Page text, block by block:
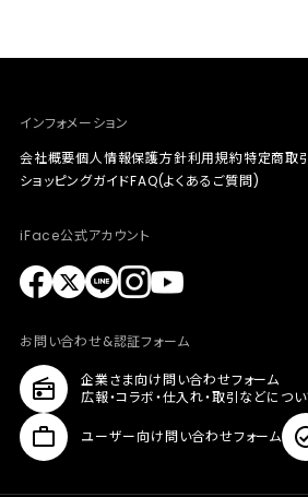
インフォメーション
会社概要個人情報保護方針利用規約特定商取
ショッピングガイドFAQ(よくあるご質問)
iFace公式アカウント
お問い合わせ&認証フォーム
企業さま向け問い合わせフォーム
広報・コラボ・仕入れ・取引などにつ
ユーザー向け問い合わせフォーム